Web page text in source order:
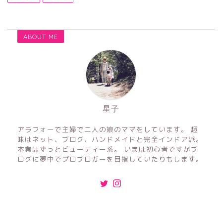
ABOUT ME
星子
アラフォーで主婦で二人の娘のママをしています。 趣
味はネット、ブログ、ハンドメイドと完全インドア派。
本業はずっとビューティー系。 いまは初心者ですがブ
ログに夢中でプロブロガーを目指していたりもします。